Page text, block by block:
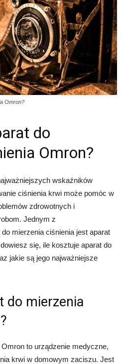
Omron?
do
Omron?
wskaźników
ciśnienia krwi może pomóc w
zdrowotnych i
Jednym z
mierzenia ciśnienia jest aparat
się, ile kosztuje aparat do
jakie są jego najważniejsze
do mierzenia
to urządzenie medyczne,
krwi w domowym zaciszu. Jest